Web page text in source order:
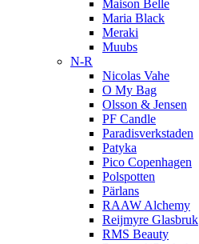
Maison Belle
Maria Black
Meraki
Muubs
N-R
Nicolas Vahe
O My Bag
Olsson & Jensen
PF Candle
Paradisverkstaden
Patyka
Pico Copenhagen
Polspotten
Pärlans
RAAW Alchemy
Reijmyre Glasbruk
RMS Beauty